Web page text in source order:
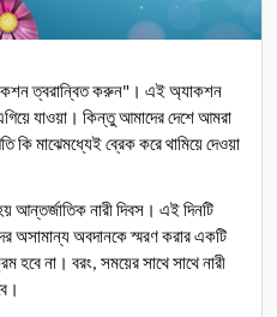
ত্বরান্বিতকরুন" । এইঅ্যাকশন
যাওয়া। কিন্তুআমাদেরদেশেআমরা
কিমাঝেমধ্যেইব্রেককরেথামিয়েদেওয়া
আন্তর্জাতিকনারীদিবস। এইদিনটি
অসামান্যঅবদানকেস্মরণকরারএকটি
হবেনা। বরং, সময়েরসাথেসাথেনারী